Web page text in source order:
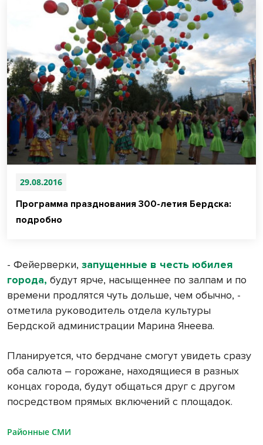
29.08.2016
Программа празднования 300-летия Бердска:
подробно
- Фейерверки, запущенные в честь юбилея
города, будут ярче, насыщеннее по залпам и по
времени продлятся чуть дольше, чем обычно, -
отметила руководитель отдела культуры
Бердской администрации Марина Янеева.
Планируется, что бердчане смогут увидеть сразу
оба салюта – горожане, находящиеся в разных
концах города, будут общаться друг с другом
посредством прямых включений с площадок.
Районные СМИ